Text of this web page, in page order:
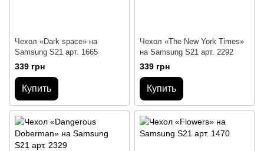
Чехол «Dark space» на
Samsung S21 арт. 1665
339 грн
Купить
Чехол «The New York Times»
на Samsung S21 арт. 2292
339 грн
Купить